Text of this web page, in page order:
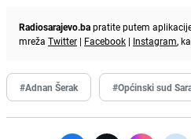
Radiosarajevo.bapratite putem
mreža Twitter | Facebook | Instagram,
#Adnan Šerak #Općinski sud